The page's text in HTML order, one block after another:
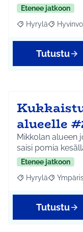
Etenee jatkoon
Rajaa tulokset
Hyrylä Rajaa
Tutustu
alueelle
Mikkolan alueen
saisi pomia
Etenee jatkoon
Rajaa tulokset
Hyrylä Rajaa
Tutustu